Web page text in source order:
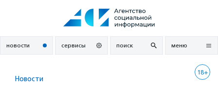
новости сервисы поиск меню
18+
Новости